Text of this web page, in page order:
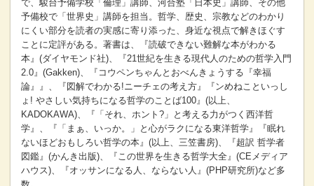
で、駿台予備学校「倫理」講師、河合塾「日本史」講師、その他
予備校で「世界史」講師を担当。哲学、歴史、宗教などのわかり
にくい部分を読者の実感に寄り添った、身近な視点で解きほぐす
ことに定評がある。著書は、『読破できない難解な本がわかる
本』(ダイヤモンド社)、『21世紀を生きる現代人のための哲学入門
2.0』(Gakken)、『コウペンちゃんとおべんきょうする『幸福
論』』、『図解でわかる!ニーチェの考え方』『ンめねこといっし
ょ! やさしい気持ちになる哲学のことば100』(以上、
KADOKAWA)、『「それ、ホント?」と考える力がつく西洋哲
学』、『「まぁ、いっか。」と心がラクになる東洋哲学』『眠れ
ないほどおもしろい哲学の本』(以上、三笠書房)、『超訳 哲学者
図鑑』(かんき出版)、『この世界を生きる哲学大全』(CEメディア
ハウス)、『オッサンになる人、ならない人』(PHP研究所)など多